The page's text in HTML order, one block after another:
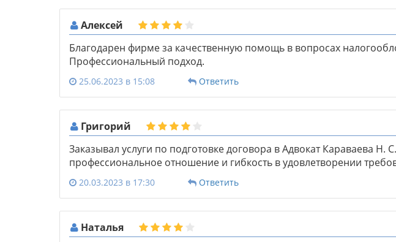
Алексей
Благодарен фирме за качественную помощь в вопросах
Профессиональный подход.
25.06.2023 в 15:08 Ответить
Григорий
Заказывал услуги по подготовке договора в Адвокат Караваева Н.
профессиональное отношение и гибкость в удовлетворении
20.03.2023 в 17:30 Ответить
Наталья